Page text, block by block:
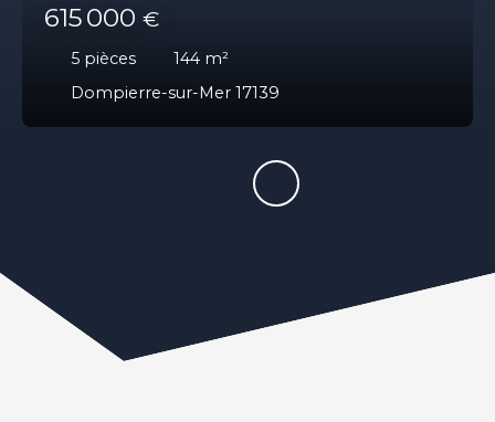
615 000 €
5 pièces 144 m²
Dompierre-sur-Mer 17139